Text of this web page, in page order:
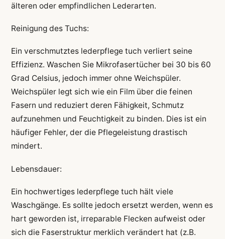
älteren oder empfindlichen Lederarten.
Reinigung des Tuchs:
Ein verschmutztes lederpflege tuch verliert seine
Effizienz. Waschen Sie Mikrofasertücher bei 30 bis 60
Grad Celsius, jedoch immer ohne Weichspüler.
Weichspüler legt sich wie ein Film über die feinen
Fasern und reduziert deren Fähigkeit, Schmutz
aufzunehmen und Feuchtigkeit zu binden. Dies ist ein
häufiger Fehler, der die Pflegeleistung drastisch
mindert.
Lebensdauer:
Ein hochwertiges lederpflege tuch hält viele
Waschgänge. Es sollte jedoch ersetzt werden, wenn es
hart geworden ist, irreparable Flecken aufweist oder
sich die Faserstruktur merklich verändert hat (z.B.